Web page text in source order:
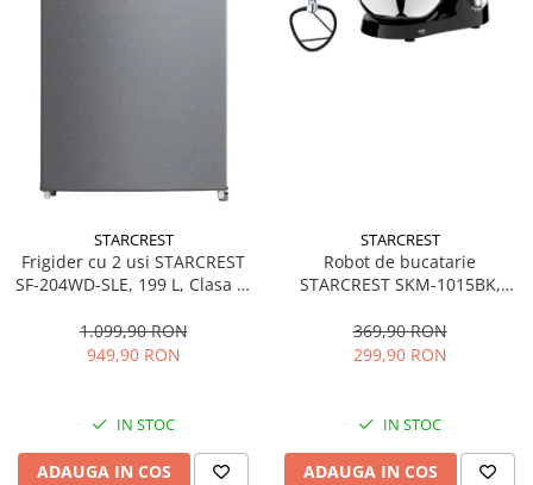
STARCREST
Frigider cu 2 usi STARCREST
SF-204WD-SLE, 199 L, Clasa E,
Termostat Ajustabil, Usi
reversibile, H 143 cm, Argintiu
1.099,90 RON
949,90 RON
IN STOC
ADAUGA IN COS
STARCREST
Robot de bucatarie
STARCREST SKM-1015BK,
Accesorii, 10 Viteze + Pulse,
Negru
369,90 RON
299,90 RON
IN STOC
ADAUGA IN COS